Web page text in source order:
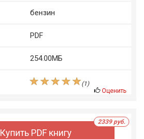
бензин
PDF
254.00МБ
(1)
Оценить
Купить PDF книгу
2339 руб.